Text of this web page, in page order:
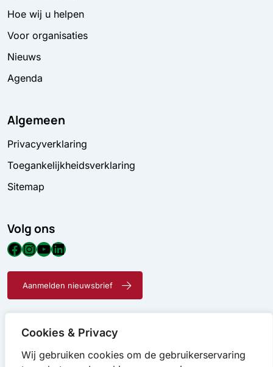
Cookies & Privacy
Wij gebruiken cookies om de gebruikerservaring
Hoe wij u helpen
Voor organisaties
Nieuws
Agenda
Algemeen
Privacyverklaring
Toegankelijkheidsverklaring
Sitemap
Volg ons
Facebook InstagramYouTube LinkedIn
Aanmelden nieuwsbrief